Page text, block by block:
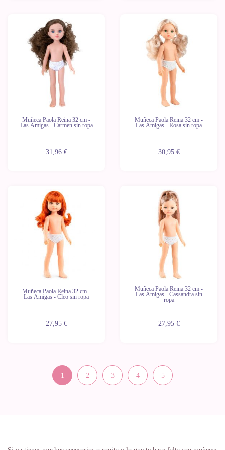
unidades
Muñeca Paola Reina 32 cm -
Las Amigas - Carmen sin ropa
31,96 €
Muñeca Paola Reina 32 cm -
Las Amigas - Rosa sin ropa
30,95 €
Muñeca Paola Reina 32 cm -
Las Amigas - Cleo sin ropa
27,95 €
Muñeca Paola Reina 32 cm -
Las Amigas - Cassandra sin
ropa
27,95 €
1 2 3 4 5